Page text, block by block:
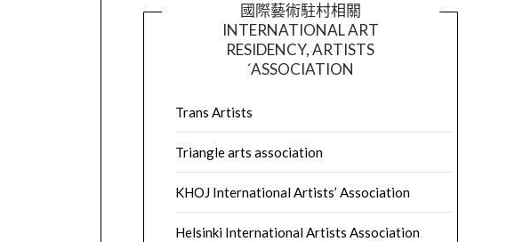
國際藝術駐村相關
INTERNATIONAL ART
RESIDENCY, ARTISTS
´ASSOCIATION
Trans Artists
Triangle arts association
KHOJ International Artists’ Association
Helsinki International Artists Association